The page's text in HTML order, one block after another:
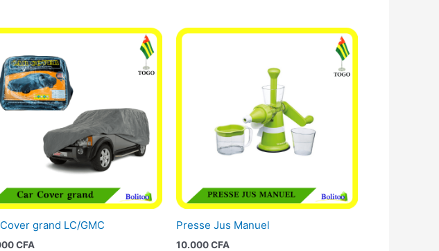
grand LC/GMC
CFA
Presse Jus Manuel
10.000CFA